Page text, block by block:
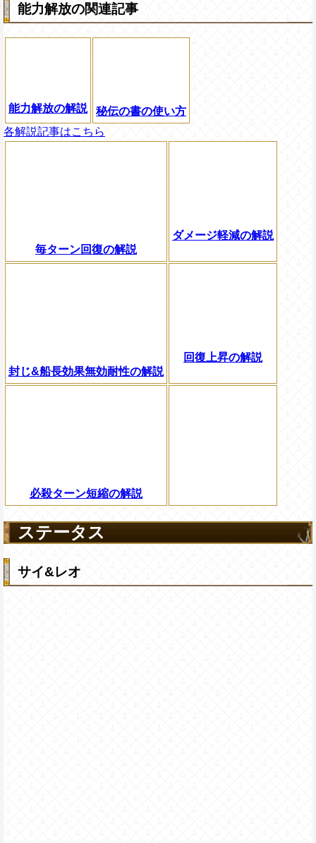
能力解放の関連記事
能力解放の解説
秘伝の書の使い方
各解説記事はこちら
毎ターン回復の解説
ダメージ軽減の解説
封じ&船長効果無効耐性の解説
回復上昇の解説
必殺ターン短縮の解説
ステータス
サイ&レオ